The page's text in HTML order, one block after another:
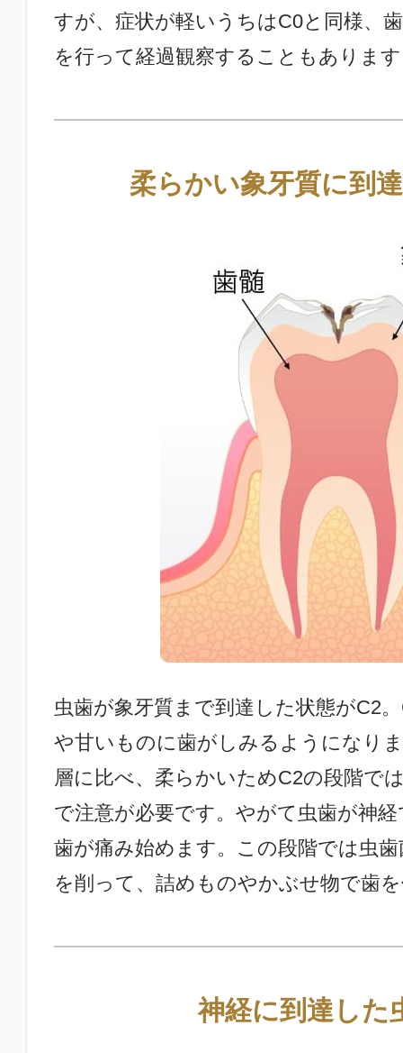
すが、症状が軽いうちはC0と同様、
を行って経過観察することもありま
柔らかい象牙質に到
虫歯が象牙質まで到達した状態がC2
や甘いものに歯がしみるようになり
層に比べ、柔らかいためC2の段階で
で注意が必要です。やがて虫歯が神
歯が痛み始めます。この段階では虫
を削って、詰めものやかぶせ物で歯
神経に到達した